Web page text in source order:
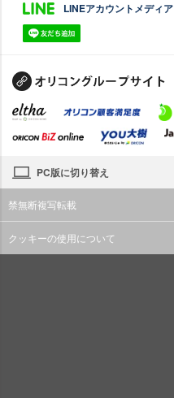
LINEアカウントメディア
PC版に切り替え
禁無断複写転載
クッキーの使用について